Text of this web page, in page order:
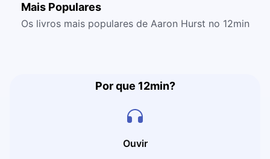
Mais Populares
Os livros mais populares de Aaron Hurst no 12min
Por que 12min?
Ouvir